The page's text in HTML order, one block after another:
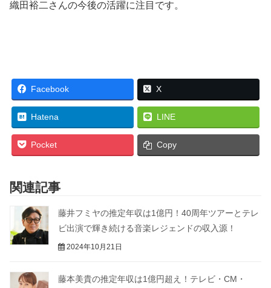
織田裕二さんの今後の活躍に注目です。
Facebook X
Hatena LINE
Pocket Copy
関連記事
藤井フミヤの推定年収は1億円！40周年ツアーとテレ
ビ出演で輝き続ける音楽レジェンドの収入源！
2024年10月21日
藤本美貴の推定年収は1億円超え！テレビ・CM・